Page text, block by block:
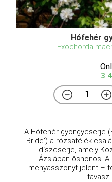
Hófehér
Exochorda
3
A Hófehér gyöngycserje
Bride') a rózsafélék
díszcserje, amely
Ázsiában őshonos.
menyasszonyt jelent –
tavaszi